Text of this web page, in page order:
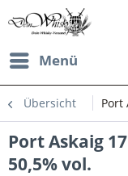
Menü
Übersicht Port
Port Askaig
50,5% vol.